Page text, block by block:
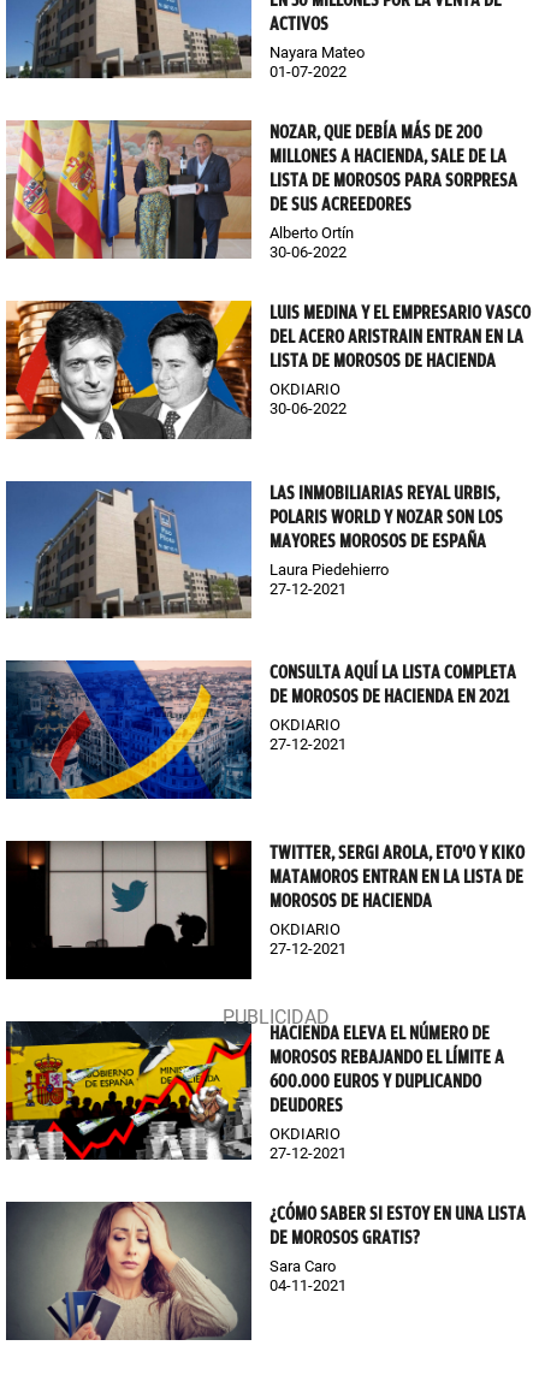
ACTIVOS
Nayara Mateo
01-07-2022
NOZAR, QUE DEBÍA MÁS DE 200
MILLONES A HACIENDA, SALE DE LA
LISTA DE MOROSOS PARA SORPRESA
DE SUS ACREEDORES
Alberto Ortín
30-06-2022
LUIS MEDINA Y EL EMPRESARIO VASCO
DEL ACERO ARISTRAIN ENTRAN EN LA
LISTA DE MOROSOS DE HACIENDA
OKDIARIO
30-06-2022
LAS INMOBILIARIAS REYAL URBIS,
POLARIS WORLD Y NOZAR SON LOS
MAYORES MOROSOS DE ESPAÑA
Laura Piedehierro
27-12-2021
CONSULTA AQUÍ LA LISTA COMPLETA
DE MOROSOS DE HACIENDA EN 2021
OKDIARIO
27-12-2021
TWITTER, SERGI AROLA, ETO'O Y KIKO
MATAMOROS ENTRAN EN LA LISTA DE
MOROSOS DE HACIENDA
OKDIARIO
27-12-2021
HACIENDA ELEVA EL NÚMERO DE
MOROSOS REBAJANDO EL LÍMITE A
600.000 EUROS Y DUPLICANDO
DEUDORES
OKDIARIO
27-12-2021
¿CÓMO SABER SI ESTOY EN UNA LISTA
DE MOROSOS GRATIS?
Sara Caro
04-11-2021